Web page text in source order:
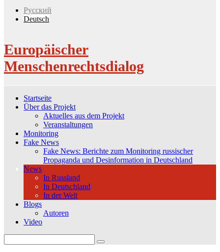
Русский
Deutsch
Europäischer
Menschenrechtsdialog
Startseite
Über das Projekt
Aktuelles aus dem Projekt
Veranstaltungen
Monitoring
Fake News
Fake News: Berichte zum Monitoring russischer
Propaganda und Desinformation in Deutschland
News
In Russland
In Deutschland
In der Welt
Blogs
Autoren
Video
for: